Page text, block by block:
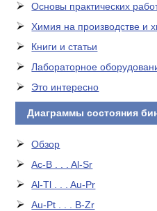
Основы практических
Химия на производстве и
Книги и статьи
Лабораторное
Это интересно
Диаграммы состояния
Обзор
Ac-B . . . Al-Sr
Al-Tl . . . Au-Pr
Au-Pt . . . B-Zr